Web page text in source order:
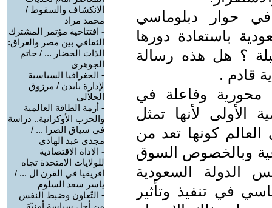
حوار دبلوماسي
باستعادة دورها
؟ هل هذه رسالة
قادم .
محورية وفاعلة في
الأولى لأنها تمثل
كونها تعد من
وبالخصوص السوق
الدولة السعودية
في تنفيذ وتأثير
الانكشاف والسقوط /
محمد مراد
- افتتاحية مؤتمر المشترك
الثقافي بين مصر والعراق:
الذات الحضار ... / حاتم
الجوهرى
- الجغرافيا السياسية
لإدارة بايدن / مرزوق
الحلالي
- أزمة الطاقة العالمية
والحرب الأوكرانية.. دراسة
في سياق الصرا ... /
مجدى عبد الهادى
- الاداة الاقتصادية
للولايات الامتحدة تجاه
افريقيا في القرن ال ... /
ياسر سعد السلوم
- التّعاون وضبط النفس
من أجلِ سياسةٍ أمنيّة